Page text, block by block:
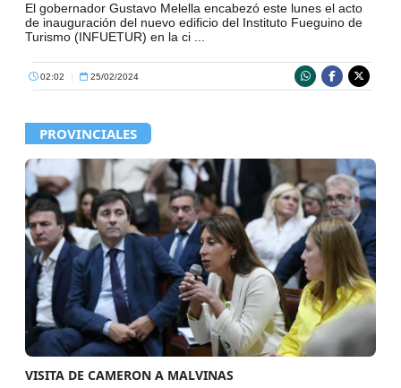
El gobernador Gustavo Melella encabezó este lunes el acto
de inauguración del nuevo edificio del Instituto Fueguino de
Turismo (INFUETUR) en la ci ...
02:02 | 25/02/2024
PROVINCIALES
VISITA DE CAMERON A MALVINAS